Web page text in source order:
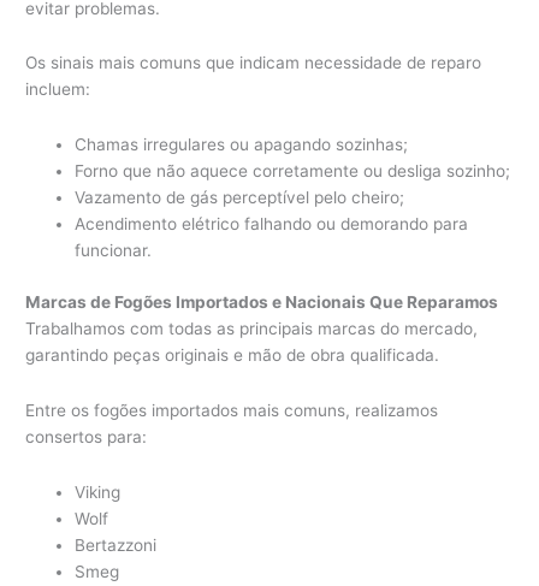
evitar problemas.
Os sinais mais comuns que indicam necessidade de reparo
incluem:
Chamas irregulares ou apagando sozinhas;
Forno que não aquece corretamente ou desliga sozinho;
Vazamento de gás perceptível pelo cheiro;
Acendimento elétrico falhando ou demorando para
funcionar.
Marcas de Fogões Importados e Nacionais Que Reparamos
Trabalhamos com todas as principais marcas do mercado,
garantindo peças originais e mão de obra qualificada.
Entre os fogões importados mais comuns, realizamos
consertos para:
Viking
Wolf
Bertazzoni
Smeg